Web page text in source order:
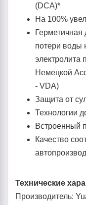
(DCA)*
На 100%
потери воды
электролита
Немецкой
- VDA)
Защита от
Технологии
Встроенный
Качество
Технические
Производитель: